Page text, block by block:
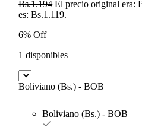
Bs.1.194 El precio original era:
es: Bs.1.119.
6% Off
1 disponibles
Boliviano (Bs.) - BOB
Boliviano (Bs.) - BOB